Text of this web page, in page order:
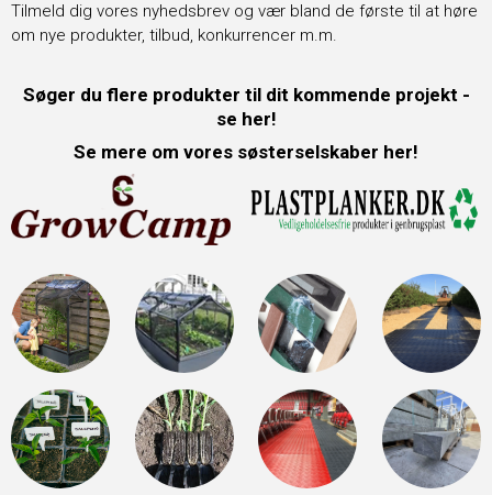
Tilmeld dig vores nyhedsbrev og vær bland de første til at høre
om nye produkter, tilbud, konkurrencer m.m.
Søger du flere produkter til dit kommende projekt -
se her!
Se mere om vores søsterselskaber her!